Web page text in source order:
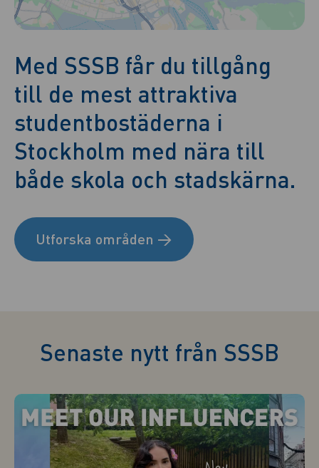
Med SSSB får du tillgång
till de mest attraktiva
studentbostäderna i
Stockholm med nära till
både skola och stadskärna.
Utforska områden →
Senaste nytt från SSSB